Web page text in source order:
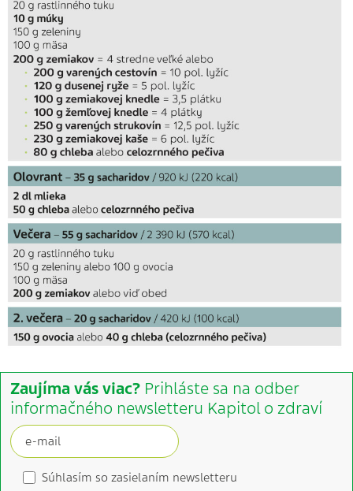
Zaujíma vás viac? Prihláste sa na odber
informačného newsletteru Kapitol o zdraví
Súhlasím so zasielaním newsletteru